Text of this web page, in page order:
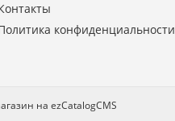
конфиденциальности
на ezCatalogCMS